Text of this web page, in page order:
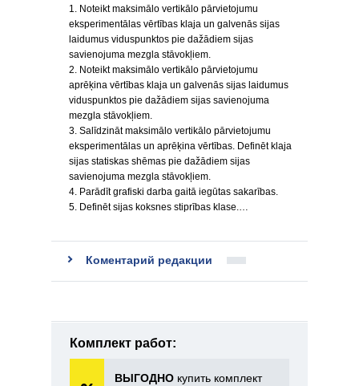
1. Noteikt maksimālo vertikālo pārvietojumu
eksperimentālas vērtības klaja un galvenās sijas
laidumus viduspunktos pie dažādiem sijas
savienojuma mezgla stāvokļiem.
2. Noteikt maksimālo vertikālo pārvietojumu
aprēķina vērtības klaja un galvenās sijas laidumus
viduspunktos pie dažādiem sijas savienojuma
mezgla stāvokļiem.
3. Salīdzināt maksimālo vertikālo pārvietojumu
eksperimentālas un aprēķina vērtības. Definēt klaja
sijas statiskas shēmas pie dažādiem sijas
savienojuma mezgla stāvokļiem.
4. Parādīt grafiski darba gaitā iegūtas sakarības.
5. Definēt sijas koksnes stiprības klase.…
Коментарий редакции
Комплект работ:
ВЫГОДНО купить комплект